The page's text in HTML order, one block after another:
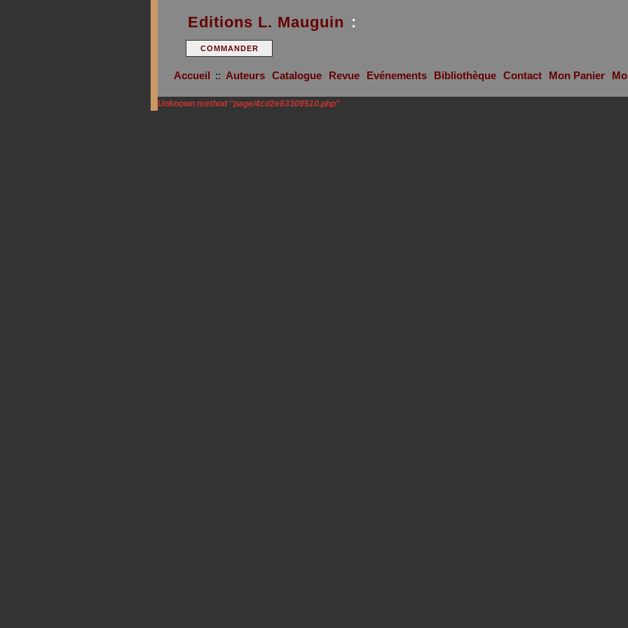
Editions L. Mauguin :
COMMANDER
Accueil :: Auteurs Catalogue Revue Evénements Bibliothèque Contact Mon Panier
Unknown method "page/4cd2e83309510.php"